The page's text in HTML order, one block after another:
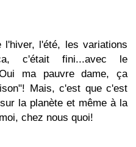
l'été, les variations
c'était fini...avec le
ma pauvre dame, ça
Mais, c'est que c'est
la planète et même à la
chez nous quoi!